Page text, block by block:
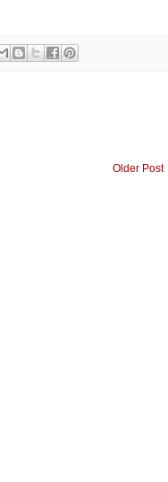
Older Post